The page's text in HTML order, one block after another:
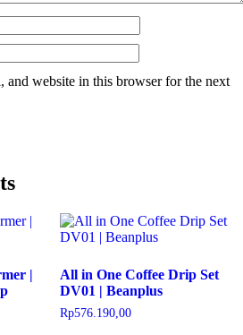
and website in this browser for the next
|
All in One Coffee Drip Set
DV01 | Beanplus
Rp576.190,00